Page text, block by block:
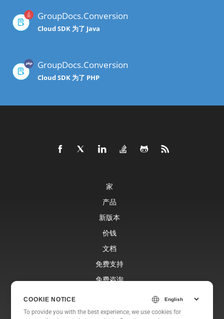
GroupDocs.Conversion
Cloud SDK 为了 Java
GroupDocs.Conversion
Cloud SDK 为了 PHP
家
产品
新版本
价钱
文档
免费支持
免费咨询
网站
COOKIE NOTICE
To provide you with the best experience, we use cookies for